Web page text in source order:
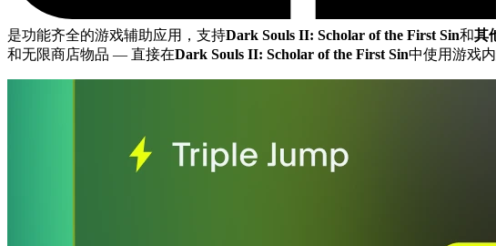
是功能齐全的游戏辅助应用，支持Dark Souls II: Scholar of the First Sin和其
和无限商店物品 — 直接在Dark Souls II: Scholar of the First Sin中使用游戏